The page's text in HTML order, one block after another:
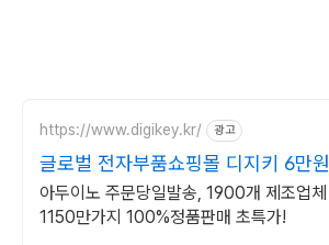
https://www.digikey.kr/ 광고
글로벌 전자부품쇼핑몰 디지키 6만원
이상 무료배송,당일발송
아두이노 주문당일발송, 1900개 제조업체
1150만가지 100%정품판매 초특가!